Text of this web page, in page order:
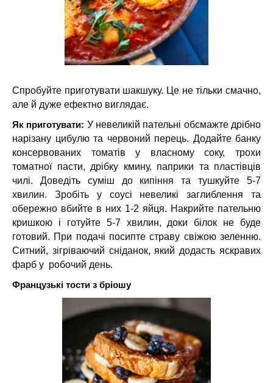
Спробуйте приготувати шакшуку. Це не тільки смачно,
але й дуже ефектно виглядає.
Як приготувати: У невеликій пательні обсмажте дрібно
нарізану цибулю та червоний перець. Додайте банку
консервованих томатів у власному соку, трохи
томатної пасти, дрібку кмину, паприки та пластівців
чилі. Доведіть суміш до кипіння та тушкуйте 5-7
хвилин. Зробіть у соусі невеликі заглиблення та
обережно вбийте в них 1-2 яйця. Накрийте пательню
кришкою і готуйте 5-7 хвилин, доки білок не буде
готовий. При подачі посипте страву свіжою зеленню.
Ситний, зігріваючий сніданок, який додасть яскравих
фарб у робочий день.
Французькі тости з бріошу